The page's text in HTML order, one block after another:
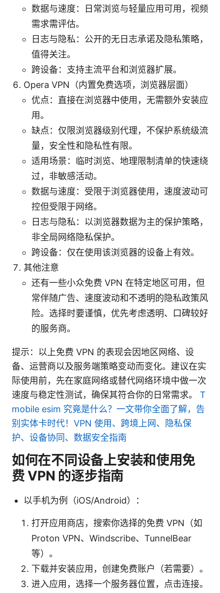
数据与速度：日常浏览与轻量应用可用，视频
需求需评估。
日志与隐私：公开的无日志承诺及隐私策略，
值得关注。
跨设备：支持主流平台和浏览器扩展。
Opera VPN（内置免费选项，浏览器层面）
优点：直接在浏览器中使用，无需额外安装应
用。
缺点：仅限浏览器级别代理，不保护系统级流
量，安全性和隐私性有限。
适用场景：临时浏览、地理限制清单的快速绕
过，非敏感活动。
数据与速度：受限于浏览器使用，速度波动可
控但受限于网络。
日志与隐私：以浏览器数据为主的保护策略，
非全局网络隐私保护。
跨设备：仅在使用该浏览器的设备上有效。
其他注意
还有一些小众免费 VPN 在特定地区可用，但
常伴随广告、速度波动和不透明的隐私政策风
险。选择时要谨慎，优先考虑透明、口碑较好
的服务商。
提示：以上免费 VPN 的表现会因地区网络、设
备、运营商以及服务端策略变动而变化。建议在实
际使用前，先在家庭网络或替代网络环境中做一次
速度与稳定性测试，确保其符合你的日常需求。 T
mobile esim 究竟是什么？一文带你全面了解，告
别实体卡时代！VPN 使用、跨境上网、隐私保
护、设备协同、数据安全指南
如何在不同设备上安装和使用免
费 VPN 的逐步指南
以手机为例（iOS/Android）：
打开应用商店，搜索你选择的免费 VPN（如
Proton VPN、Windscribe、TunnelBear
等）。
下载并安装应用，创建免费账户（若需要）。
进入应用，选择一个服务器位置，点击连接。